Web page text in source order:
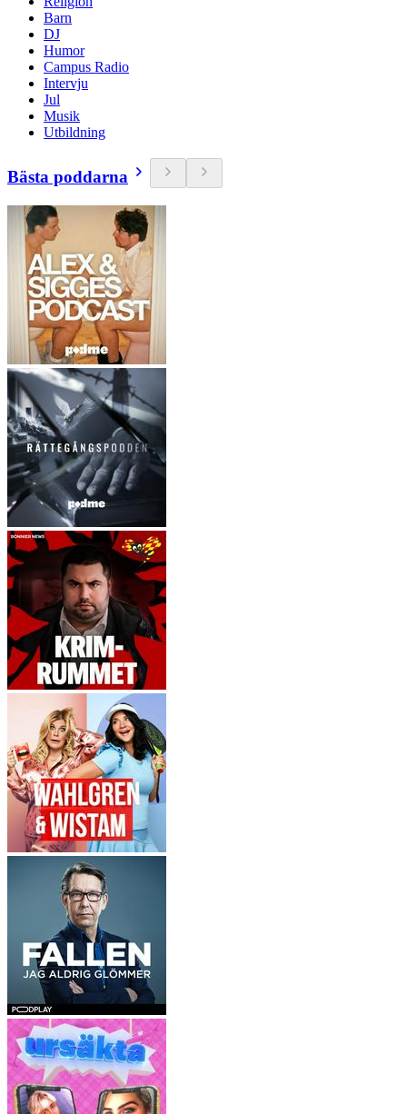
Barn
DJ
Humor
Campus Radio
Intervju
Jul
Musik
Utbildning
Bästa poddarna